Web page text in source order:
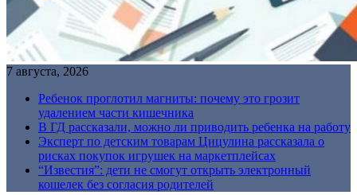
7 августа, 2026
Ребенок проглотил магниты: почему это грозит
удалением части кишечника
В ГД рассказали, можно ли приводить ребенка на работу
Эксперт по детским товарам Цицулина рассказала о
рисках покупок игрушек на маркетплейсах
“Известия”: дети не смогут открыть электронный
кошелек без согласия родителей